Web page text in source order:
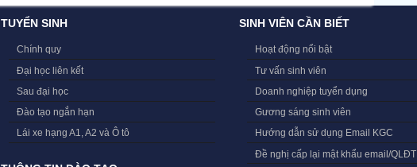
TUYỂN SINH
Chính quy
Đại học liên kết
Sau đại học
Đào tạo ngắn hạn
Lái xe hạng A1, A2 và Ô tô
SINH VIÊN CẦN BIẾT
Hoạt động nổi bật
Tư vấn sinh viên
Doanh nghiệp tuyển dụng
Gương sáng sinh viên
Hướng dẫn sử dụng Email KGC
Đề nghị cấp lại mật khẩu email/QLĐT